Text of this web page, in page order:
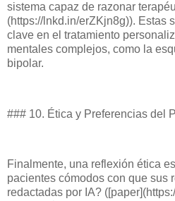
sistema capaz de razonar
(https://lnkd.in/erZKjn8g)). Estas
clave en el tratamiento
mentales complejos, como la
bipolar.
### 10. Ética y Preferencias del
Finalmente, una reflexión ética
pacientes cómodos con que sus
redactadas por IA?